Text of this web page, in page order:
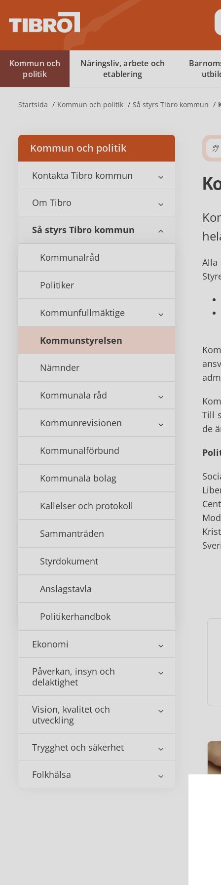
Kommun och
politik
Näringsliv, arbete och
etablering
Startsida Kommun och politik Så styrs Tibro kommun
Kommun och politik
Kontakta Tibro kommun
Om Tibro
Så styrs Tibro kommun
Kommunalråd
Politiker
Kommunfullmäktige
Kommunstyrelsen
Nämnder
Kommunala råd
Kommunrevisionen
Kommunalförbund
Kommunala bolag
Kallelser och protokoll
Sammanträden
Styrdokument
Anslagstavla
Politikerhandbok
Ekonomi
Påverkan, insyn och
delaktighet
Vision, kvalitet och
utveckling
Trygghet och säkerhet
Folkhälsa
Alla
Till
de